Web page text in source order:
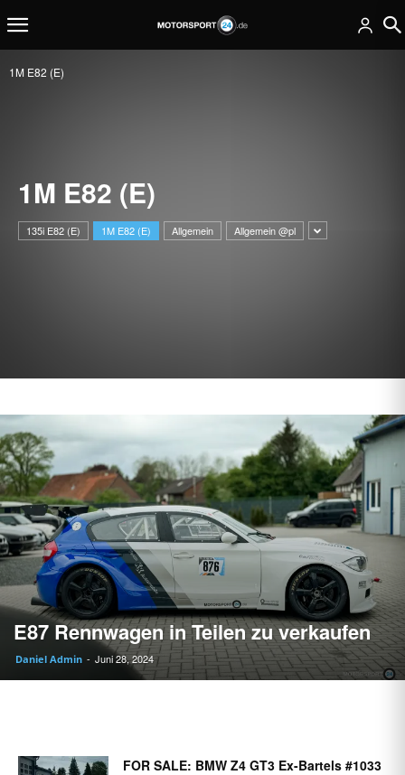
1M E82 (E)
1M E82 (E)
135i E82 (E) 1M E82 (E) Allgemein Allgemein @pl
E87 Rennwagen in Teilen zu verkaufen
Daniel Admin - Juni 28, 2024
FOR SALE: BMW Z4 GT3 Ex-Bartels #1033